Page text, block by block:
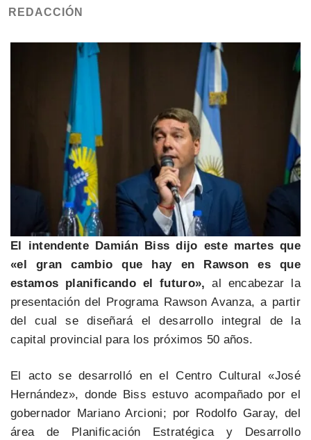
REDACCIÓN
El intendente Damián Biss dijo este martes que
«el gran cambio que hay en Rawson es que
estamos planificando el futuro», al encabezar la
presentación del Programa Rawson Avanza, a partir
del cual se diseñará el desarrollo integral de la
capital provincial para los próximos 50 años.
El acto se desarrolló en el Centro Cultural «José
Hernández», donde Biss estuvo acompañado por el
gobernador Mariano Arcioni; por Rodolfo Garay, del
área de Planificación Estratégica y Desarrollo